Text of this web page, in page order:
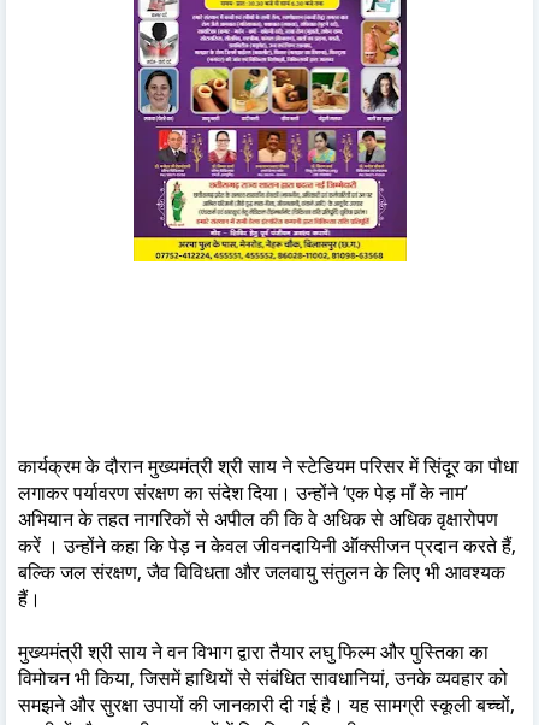
कार्यक्रम के दौरान मुख्यमंत्री श्री साय ने स्टेडियम परिसर में सिंदूर का पौधा
लगाकर पर्यावरण संरक्षण का संदेश दिया। उन्होंने ‘एक पेड़ माँ के नाम’
अभियान के तहत नागरिकों से अपील की कि वे अधिक से अधिक वृक्षारोपण
करें । उन्होंने कहा कि पेड़ न केवल जीवनदायिनी ऑक्सीजन प्रदान करते हैं,
बल्कि जल संरक्षण, जैव विविधता और जलवायु संतुलन के लिए भी आवश्यक
हैं।
मुख्यमंत्री श्री साय ने वन विभाग द्वारा तैयार लघु फिल्म और पुस्तिका का
विमोचन भी किया, जिसमें हाथियों से संबंधित सावधानियां, उनके व्यवहार को
समझने और सुरक्षा उपायों की जानकारी दी गई है। यह सामग्री स्कूली बच्चों,